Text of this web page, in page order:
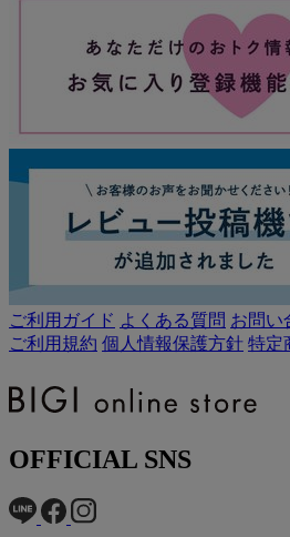
ご利用ガイド よくある質問 お問い
ご利用規約 個人情報保護方針 特定
OFFICIAL SNS